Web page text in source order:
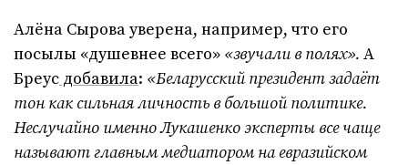
Алёна Сырова уверена, например, что его
посылы «душевнее всего» «звучали в полях». А
Бреус добавила: «Беларусский президент задаёт
тон как сильная личность в большой политике.
Неслучайно именно Лукашенко эксперты все чаще
называют главным медиатором на евразийском